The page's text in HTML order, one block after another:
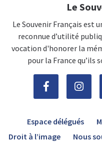
Le
Le Souvenir Français est
reconnue d’utilité
vocation d'honorer la
pour la France qu’ils
Espace délégués
Droit à l’image
Nous